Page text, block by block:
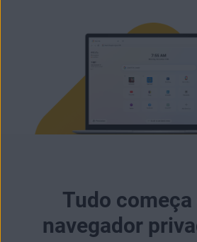
Tudo
navegador